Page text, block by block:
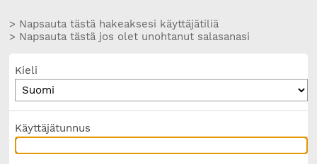
> Napsauta tästä hakeaksesi käyttäjätiliä
> Napsauta tästä jos olet unohtanut salasanasi
Kieli
Käyttäjätunnus